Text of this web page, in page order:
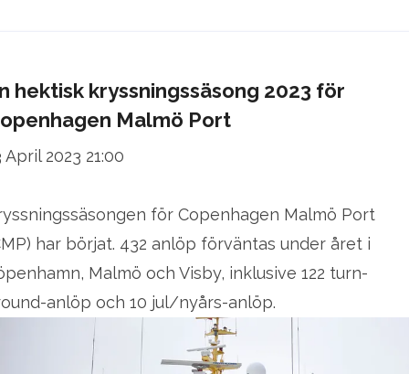
hektisk kryssningssäsong 2023 för
Malmö Port
April 2023 21:00
äsongen för Copenhagen Malmö Port
har börjat. 432 anlöp förväntas under året i
Malmö och Visby, inklusive 122 turn-
anlöp och 10 jul/nyårs-anlöp.